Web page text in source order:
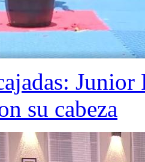
su cabeza